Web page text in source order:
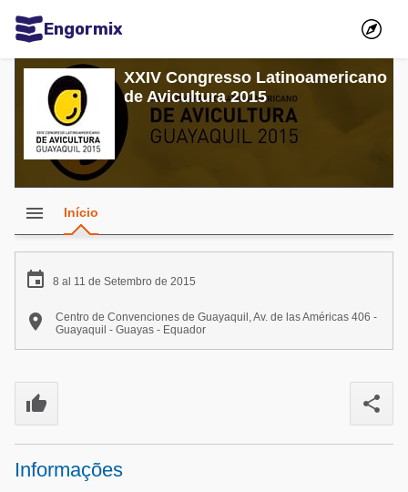
Engormix
Comunidades em Português
Micotoxinas
Avicultura
Suinocultura
Pecuária de leite
Comunidades em Inglês
Acuacultura
Micotoxinas
Avicultura
Suinocultura
Pecuária de leite
Alimentos - Rações
Comunidades em Espanhol
Alimentos - Rações
Pecuária de corte
XXIV Congresso Latinoamericano
de Avicultura 2015
menu Início
 8 al 11 de Setembro de 2015

Centro de Convenciones de Guayaquil, Av. de las Américas 406 -
Guayaquil - Guayas - Equador
thumb_up share
Informações